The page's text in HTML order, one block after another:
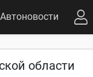
Автоновости
области